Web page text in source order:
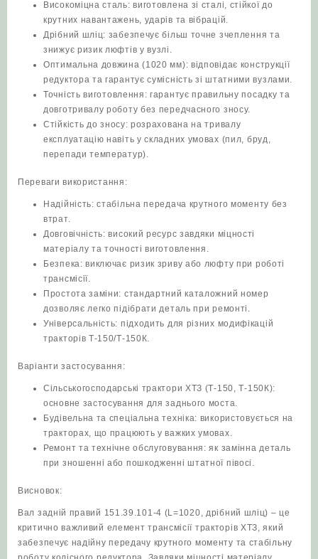
Високоміцна сталь: виготовлена зі сталі, стійкої до
крутних навантажень, ударів та вібрацій.
Дрібний шліц: забезпечує більш точне зчеплення та
знижує ризик люфтів у вузлі.
Оптимальна довжина (1020 мм): відповідає конструкції
редуктора та гарантує сумісність зі штатними вузлами.
Точність виготовлення: гарантує правильну посадку та
довготривалу роботу без передчасного зносу.
Стійкість до зносу: розрахована на тривалу
експлуатацію навіть у складних умовах (пил, бруд,
перепади температур).
Переваги використання:
Надійність: стабільна передача крутного моменту без
втрат.
Довговічність: високий ресурс завдяки міцності
матеріалу та точності виготовлення.
Безпека: виключає ризик зриву або люфту при роботі
трансмісії.
Простота заміни: стандартний каталожний номер
дозволяє легко підібрати деталь при ремонті.
Універсальність: підходить для різних модифікацій
тракторів Т-150/Т-150К.
Варіанти застосування:
Сільськогосподарські трактори ХТЗ (Т-150, Т-150К):
основне застосування для заднього моста.
Будівельна та спеціальна техніка: використовується на
тракторах, що працюють у важких умовах.
Ремонт та технічне обслуговування: як замінна деталь
при зношенні або пошкодженні штатної півосі.
Висновок:
Вал задній правий 151.39.101-4 (L=1020, дрібний шліц) – це
критично важливий елемент трансмісії тракторів ХТЗ, який
забезпечує надійну передачу крутного моменту та стабільну